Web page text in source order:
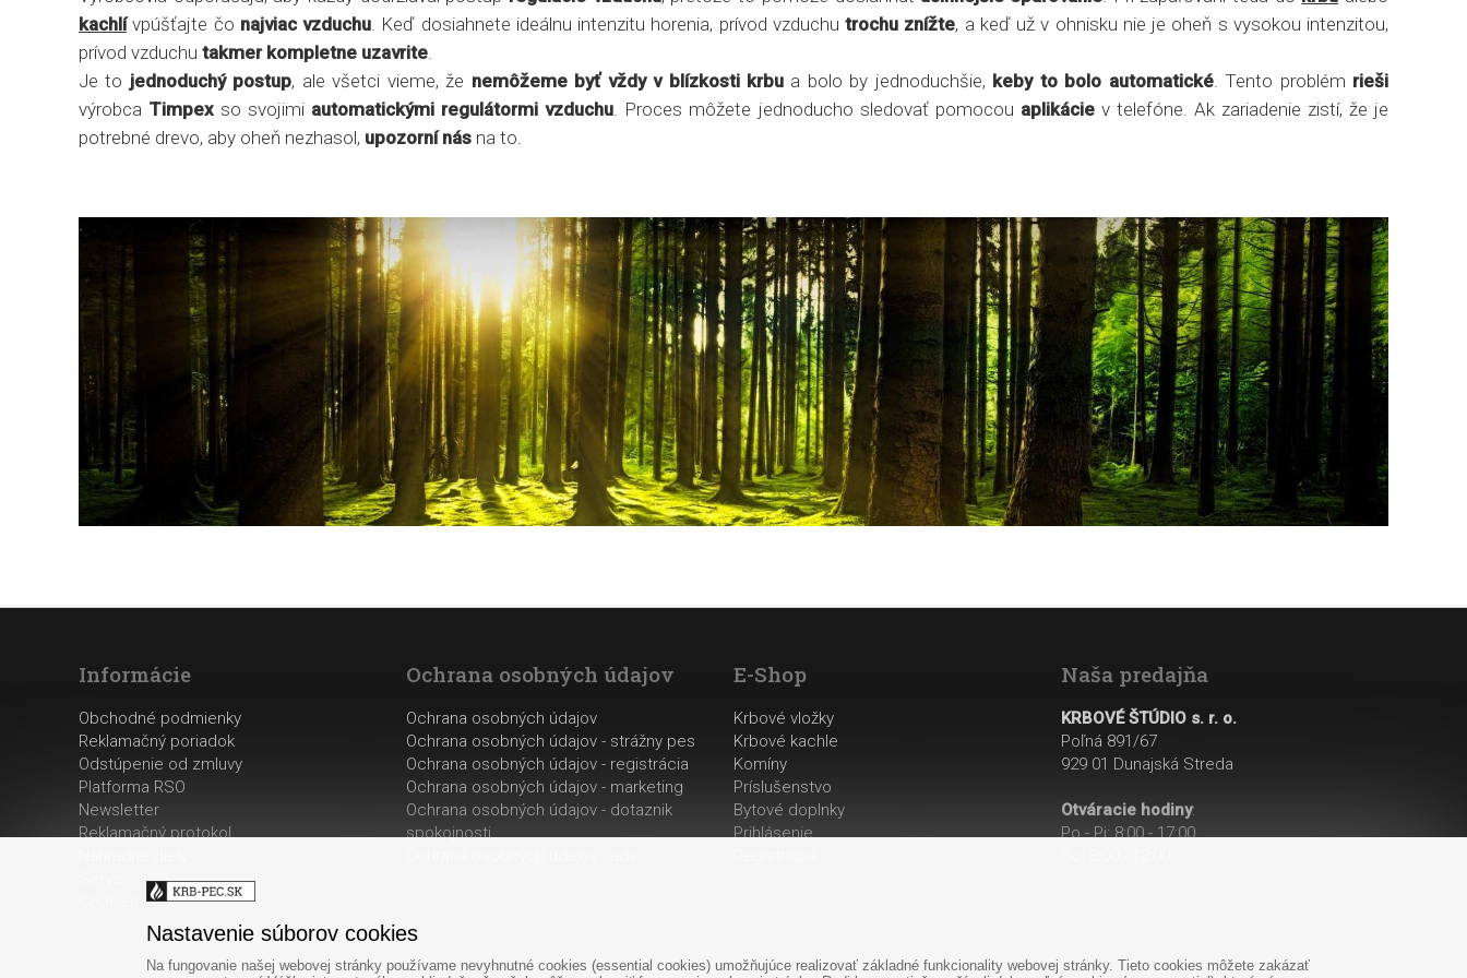
kachlívpúšťajte čo najviac vzduchu. Keď dosiahnete ideálnu intenzitu horenia, prívod vzduchu trochu znížte, a keď už v ohnisku nie je oheň s vysokou intenzitou,
prívod vzduchu takmer kompletne uzavrite.
Je to jednoduchý postup, ale všetci vieme, že nemôžeme byť vždy v blízkosti krbua bolo by jednoduchšie, keby to bolo automatické. Tento problém rieši
výrobca Timpex so svojimi automatickými regulátormi vzduchu. Proces môžete jednoducho sledovať pomocou aplikáciev telefóne. Ak zariadenie zistí, že je
potrebné drevo, aby oheň nezhasol, upozorní nás na to.
Informácie
Obchodné podmienky
Reklamačný poriadok
Odstúpenie od zmluvy
Platforma RSO
Newsletter
Reklamačný protokol
Ochrana osobných údajov
Ochrana osobných údajov
Ochrana osobných údajov - strážny pes
Ochrana osobných údajov - registrácia
Ochrana osobných údajov - marketing
Ochrana osobných údajov - dotaznik
spokojnosti
E-Shop
Krbové vložky
Krbové kachle
Komíny
Príslušenstvo
Bytové doplnky
Prihlásenie
Naša predajňa
KRBOVÉ ŠTÚDIO s. r. o.
Poľná 891/67
929 01 Dunajská Streda
Otváracie hodiny:
Po - Pi: 8:00 - 17:00
Nastavenie súborov cookies
Na fungovanie našej webovej stránky používame nevyhnutné cookies (essential cookies) umožňujúce realizovať základné funkcionality webovej stránky. Tieto cookies môžete zakázať